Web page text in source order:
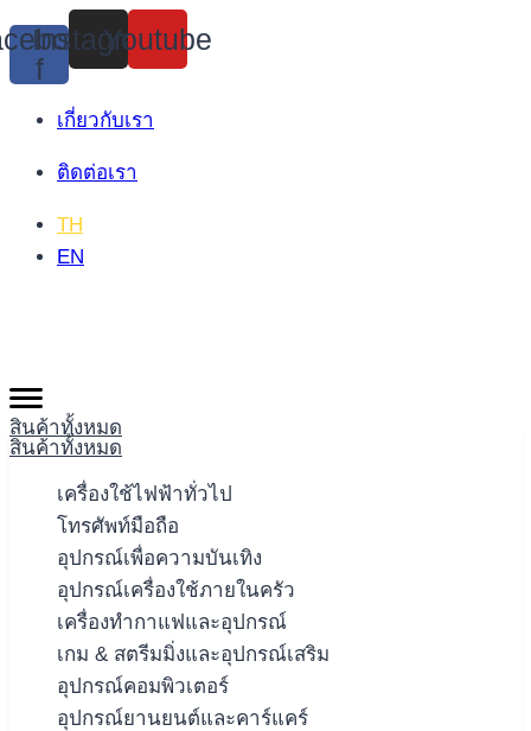
Skip
to
content
f
Instagram
Youtube
เกี่ยวกับเรา
ติดต่อเรา
TH
EN
สินค้าทั้งหมด
สินค้าทั้งหมด
เครื่องใช้ไฟฟ้าทั่วไป
โทรศัพท์มือถือ
อุปกรณ์เพื่อความบันเทิง
อุปกรณ์เครื่องใช้ภายในครัว
เครื่องทำกาแฟและอุปกรณ์
เกม & สตรีมมิ่งและอุปกรณ์เสริม
อุปกรณ์คอมพิวเตอร์
อุปกรณ์ยานยนต์และคาร์แคร์